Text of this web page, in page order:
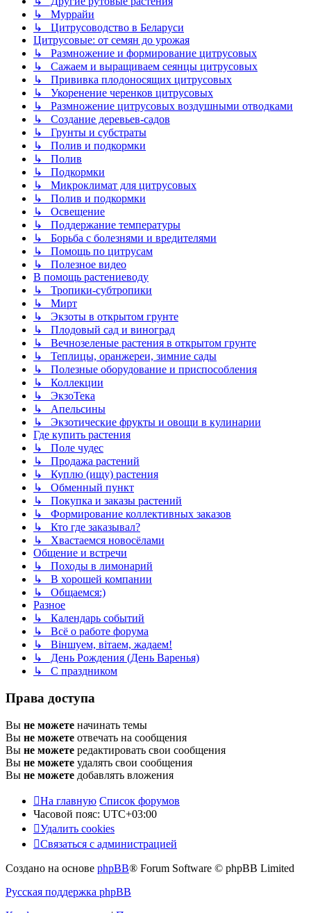
↳ Муррайи
↳ Цитрусоводство в Беларуси
Цитрусовые: от семян до урожая
↳ Размножение и формирование цитрусовых
↳ Сажаем и выращиваем сеянцы цитрусовых
↳ Прививка плодоносящих цитрусовых
↳ Укоренение черенков цитрусовых
↳ Размножение цитрусовых воздушными отводками
↳ Создание деревьев-садов
↳ Грунты и субстраты
↳ Полив и подкормки
↳ Полив
↳ Подкормки
↳ Микроклимат для цитрусовых
↳ Полив и подкормки
↳ Освещение
↳ Поддержание температуры
↳ Борьба с болезнями и вредителями
↳ Помощь по цитрусам
↳ Полезное видео
В помощь растениеводу
↳ Тропики-субтропики
↳ Мирт
↳ Экзоты в открытом грунте
↳ Плодовый сад и виноград
↳ Вечнозеленые растения в открытом грунте
↳ Теплицы, оранжереи, зимние сады
↳ Полезные оборудование и приспособления
↳ Коллекции
↳ ЭкзоТека
↳ Апельсины
↳ Экзотические фрукты и овощи в кулинарии
Где купить растения
↳ Поле чудес
↳ Продажа растений
↳ Куплю (ищу) растения
↳ Обменный пункт
↳ Покупка и заказы растений
↳ Формирование коллективных заказов
↳ Кто где заказывал?
↳ Хвастаемся новосёлами
Общение и встречи
↳ Походы в лимонарий
↳ В хорошей компании
↳ Общаемся:)
Разное
↳ Календарь событий
↳ Всё о работе форума
↳ Віншуем, вітаем, жадаем!
↳ День Рождения (День Варенья)
↳ С праздником
Права доступа
Вы не можете начинать темы
Вы не можете отвечать на сообщения
Вы не можете редактировать свои сообщения
Вы не можете удалять свои сообщения
Вы не можете добавлять вложения
На главную Список форумов
Часовой пояс: UTC+03:00
Удалить cookies
Связаться с администрацией
Создано на основе phpBB® Forum Software © phpBB Limited
Русская поддержка phpBB